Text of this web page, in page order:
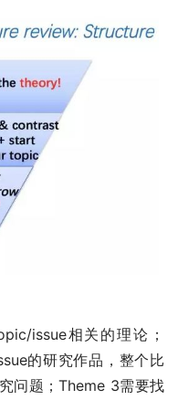
issue相关的理论；
的研究作品，整个比
问题；Theme 3需要找